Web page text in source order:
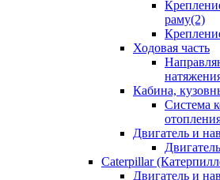
раму(2)
Ходовая часть
Кабина,
Система
Двигатель и
Caterpillar
Двигатель и